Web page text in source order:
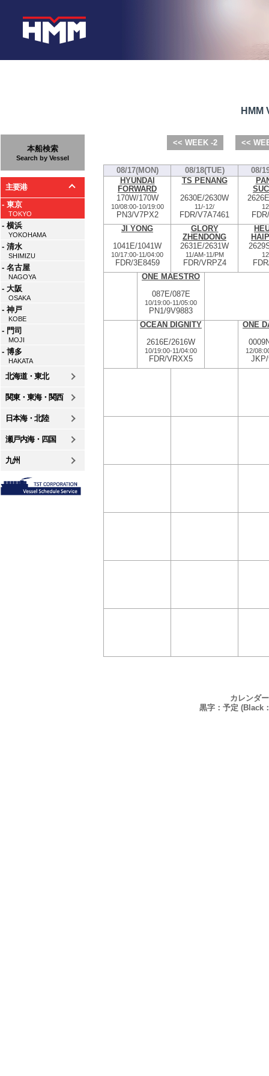
本船検索
Search by Vessel
主要港
- 東京
TOKYO
- 横浜
YOKOHAMA
- 清水
SHIMIZU
- 名古屋
NAGOYA
- 大阪
OSAKA
- 神戸
KOBE
- 門司
MOJI
- 博多
HAKATA
北海道・東北
関東・東海・関西
日本海・北陸
瀬戸内海・四国
九州
HMM
<< WEEK -2 <<
08/17(MON) 08/18(TUE)
08/
HYUNDAI
FORWARD
170W/170W
10/08:00-10/19:00
PN3/V7PX2
TS PENANG
2630E/2630W
11/-12/
FDR/V7A7461
JI YONG
1041E/1041W
10/17:00-11/04:00
FDR/3E8459
GLORY
ZHENDONG
2631E/2631W
11/AM-11/PM
FDR/VRPZ4
ONE MAESTRO
087E/087E
10/19:00-11/05:00
PN1/9V9883
OCEAN DIGNITY
2616E/2616W
10/19:00-11/04:00
FDR/VRXX5
ONE
12/
カレンダ
黒字：予定